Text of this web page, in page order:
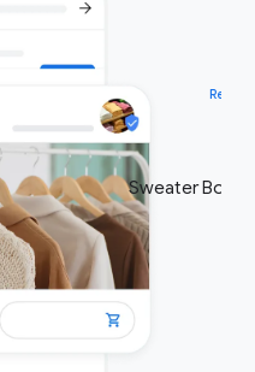
Sweater